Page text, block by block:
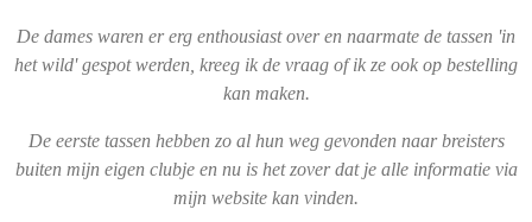
De dames waren er erg enthousiast over en naarmate de tassen 'in
het wild' gespot werden, kreeg ik de vraag of ik ze ook op bestelling
kan maken.
De eerste tassen hebben zo al hun weg gevonden naar breisters
buiten mijn eigen clubje en nu is het zover dat je alle informatie via
mijn website kan vinden.